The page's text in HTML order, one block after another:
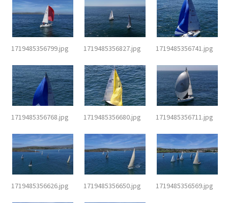
1719485356799.jpg 1719485356827.jpg 1719485356741.jpg
1719485356768.jpg 1719485356680.jpg 1719485356711.jpg
1719485356626.jpg 1719485356650.jpg 1719485356569.jpg